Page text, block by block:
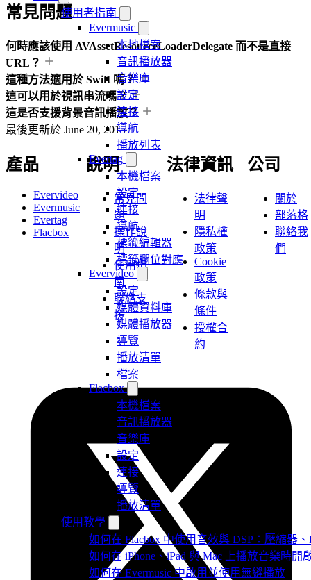
使用者指南
Evermusic
本地檔案
音訊播放器
音樂庫
設定
連接
導航
播放列表
Evertag
本機檔案
設定
連接
導航
標籤編輯器
標籤欄位對應
Evervideo
設定
媒體資料庫
媒體播放器
導覽
播放清單
檔案
Flacbox
本機檔案
音訊播放器
音樂庫
設定
連接
導覽
播放清單
使用教學
如何在 Flacbox 中使用音效與 DSP：壓縮器
如何在 iPhone、iPad 與 Mac 上播放音樂時開
如何在 Evermusic 中啟用並使用無縫播放
常見問題
何時應該使用 AVAssetResourceLoaderDelegate 而不是直接
URL？
這種方法適用於 Swift 嗎？
這可以用於視訊串流嗎？
這是否支援背景音訊播放？
最後更新於 June 20, 2015
產品
Evervideo
Evermusic
Evertag
Flacbox
說明
常見問
題
操作說
明
使用指
南
聯絡支
援
法律資訊
法律聲
明
隱私權
政策
Cookie
政策
條款與
條件
授權合
約
公司
關於
部落格
聯絡我
們